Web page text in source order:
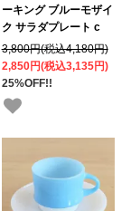
ーキング ブルーモザイ
ク サラダプレート c
3,800円(税込4,180円)
2,850円(税込3,135円)
25%OFF!!